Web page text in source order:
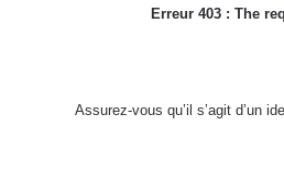
Erreur 403 : The
Assurez-vous qu’il s’agit d’un